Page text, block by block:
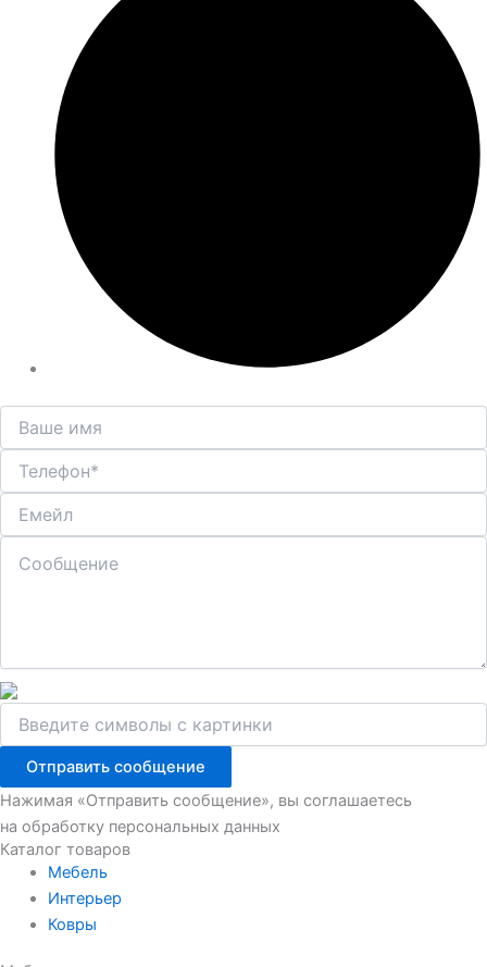
Отправить сообщение
Нажимая «Отправить сообщение», вы соглашаетесь
на обработку персональных данных
Каталог товаров
Мебель
Интерьер
Ковры